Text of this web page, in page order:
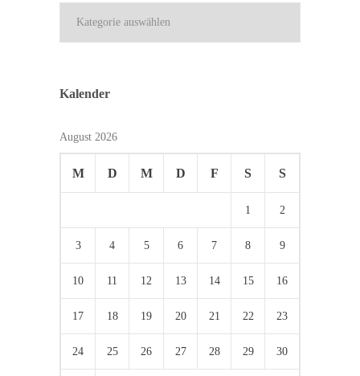
Kalender
August 2026
M D M D F S S
1 2
3 4 5 6 7 8 9
10 11 12 13 14 15 16
17 18 19 20 21 22 23
24 25 26 27 28 29 30